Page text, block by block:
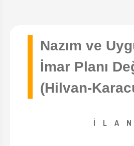
Nazım ve
İmar Planı
(Hilvan-
İ L A N